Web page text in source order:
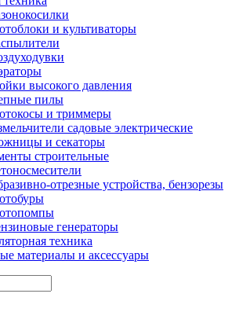
и культиваторы
высокого давления
пилы
и триммеры
садовые электрические
и секаторы
строительные
отрезные устройства, бензорезы
генераторы
техника
материалы и аксессуары